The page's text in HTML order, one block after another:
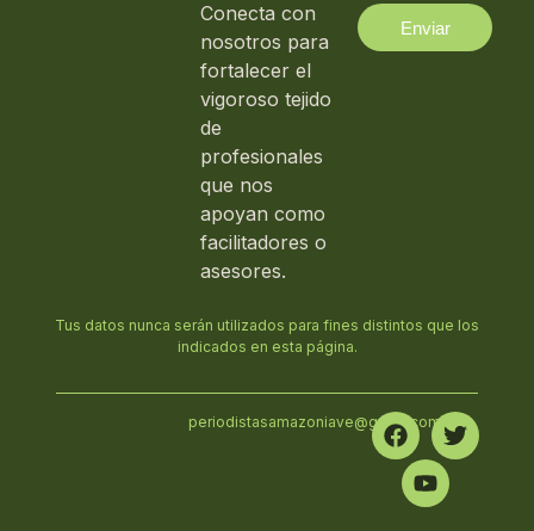
Conecta con
nosotros para
fortalecer el
vigoroso tejido
de
profesionales
que nos
apoyan como
facilitadores o
asesores.
Enviar
Tus datos nunca serán utilizados para fines distintos que los
indicados en esta página.
periodistasamazoniave@gmail.com